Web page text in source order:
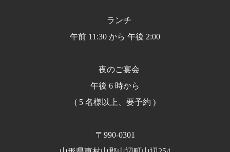
ランチ
午前 11:30 から 午後 2:00
夜のご宴会
午後 6 時から
( 5 名様以上、要予約 )
〒990-0301